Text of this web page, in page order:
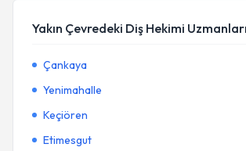
Yakın Çevredeki Diş Hekimi Uzmanları
Çankaya
Yenimahalle
Keçiören
Etimesgut